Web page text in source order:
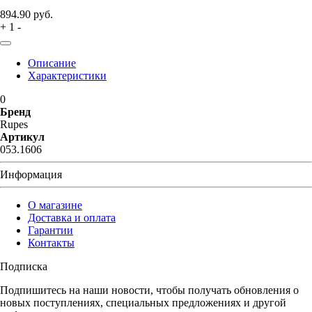
894.90 руб.
+ 1 -
Описание
Характеристики
0
Бренд
Rupes
Артикул
053.1606
Информация
О магазине
Доставка и оплата
Гарантии
Контакты
Подписка
Подпишитесь на наши новости, чтобы получать обновления о
новых поступлениях, специальных предложениях и другой